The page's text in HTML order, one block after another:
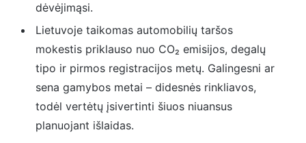
dėvėjimąsi.
Lietuvoje taikomas automobilių taršos
mokestis priklauso nuo CO₂ emisijos, degalų
tipo ir pirmos registracijos metų. Galingesni ar
sena gamybos metai – didesnės rinkliavos,
todėl vertėtų įsivertinti šiuos niuansus
planuojant išlaidas.